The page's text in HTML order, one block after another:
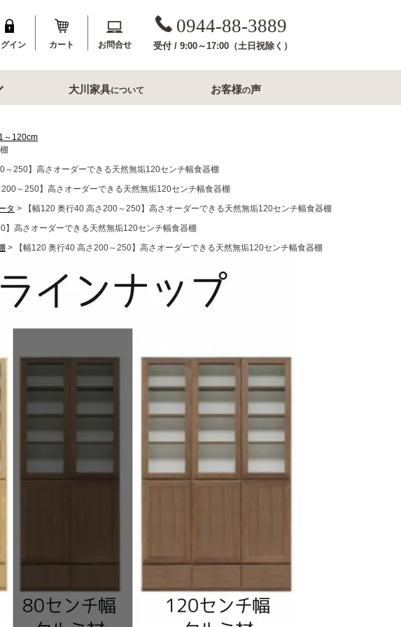
グイン カート お問合せ
0944-88-3889
受付 / 9:00～17:00（土日祝除く）
デスク
ミラー
スツール
鏡台
クローゼット内収納
サイドテーブル・ナイトテー
ブル
本棚・本入れ
衣類収納
チェスト
デスク
コンソールテーブル
洗面所家具
すき間収納幅20cm台
すき間収納幅40cm台
フレームミラー
有料サービス
防災グッズ
インテリア雑貨
大川家具について お客様の声
120cm
～250】高さオーダーできる天然無垢120センチ幅食器棚
200～250】高さオーダーできる天然無垢120センチ幅食器棚
タ
【幅120 奥行40 高さ200～250】高さオーダーできる天然無垢120センチ幅食器棚
】高さオーダーできる天然無垢120センチ幅食器棚
【幅120 奥行40 高さ200～250】高さオーダーできる天然無垢120センチ幅食器棚